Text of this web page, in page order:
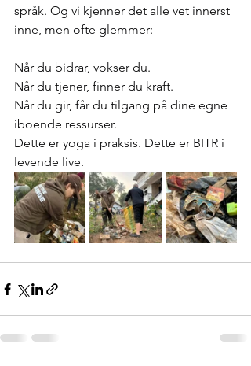
språk. Og vi kjenner det alle vet innerst
inne, men ofte glemmer:
Når du bidrar, vokser du.
Når du tjener, finner du kraft.
Når du gir, får du tilgang på dine egne
iboende ressurser.
Dette er yoga i praksis. Dette er BITR i
levende live.